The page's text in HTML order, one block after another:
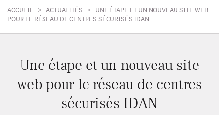
ACCUEIL > ACTUALITÉS >
UNE ÉTAPE ET UN NOUVEAU SITE WEB
POUR LE RÉSEAU DE CENTRES SÉCURISÉS IDAN
Une étape et un nouveau site
web pour le réseau de centres
sécurisés IDAN